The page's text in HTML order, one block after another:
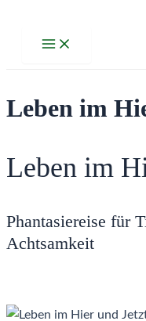
Main
Leben im
Leben im
Phantasiereise für
Achtsamkeit